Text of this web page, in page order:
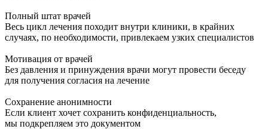
Полный штат врачей
Весь цикл лечения походит внутри клиники, в крайних
случаях, по необходимости, привлекаем узких специалистов
Мотивация от врачей
Без давления и принуждения врачи могут провести беседу
для получения согласия на лечение
Сохранение анонимности
Если клиент хочет сохранить конфиденциальность,
мы подкрепляем это документом